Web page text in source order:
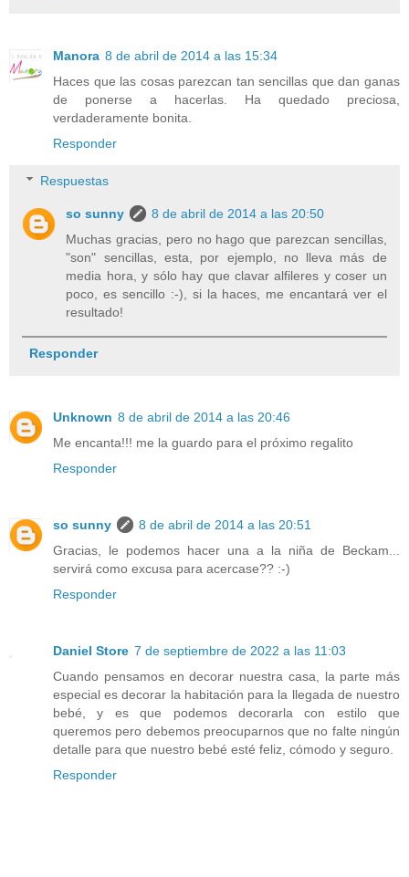
Manora 8 de abril de 2014 a las 15:34
Haces que las cosas parezcan tan sencillas que dan ganas
de ponerse a hacerlas. Ha quedado preciosa,
verdaderamente bonita.
Responder
Respuestas
so sunny
8 de abril de 2014 a las 20:50
Muchas gracias, pero no hago que parezcan sencillas,
"son" sencillas, esta, por ejemplo, no lleva más de
media hora, y sólo hay que clavar alfileres y coser un
poco, es sencillo :-), si la haces, me encantará ver el
resultado!
Responder
Unknown 8 de abril de 2014 a las 20:46
Me encanta!!! me la guardo para el próximo regalito
Responder
so sunny
8 de abril de 2014 a las 20:51
Gracias, le podemos hacer una a la niña de Beckam...
servirá como excusa para acercase?? :-)
Responder
Daniel Store 7 de septiembre de 2022 a las 11:03
Cuando pensamos en decorar nuestra casa, la parte más
especial es decorar la habitación para la llegada de nuestro
bebé, y es que podemos decorarla con estilo que
queremos pero debemos preocuparnos que no falte ningún
detalle para que nuestro bebé esté feliz, cómodo y seguro.
Responder